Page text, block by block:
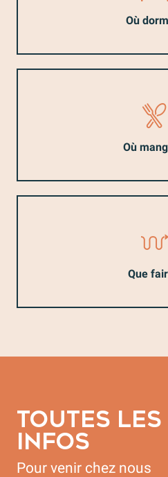
Où
Où
Que
TOUTES
INFOS
Pour venir chez nous